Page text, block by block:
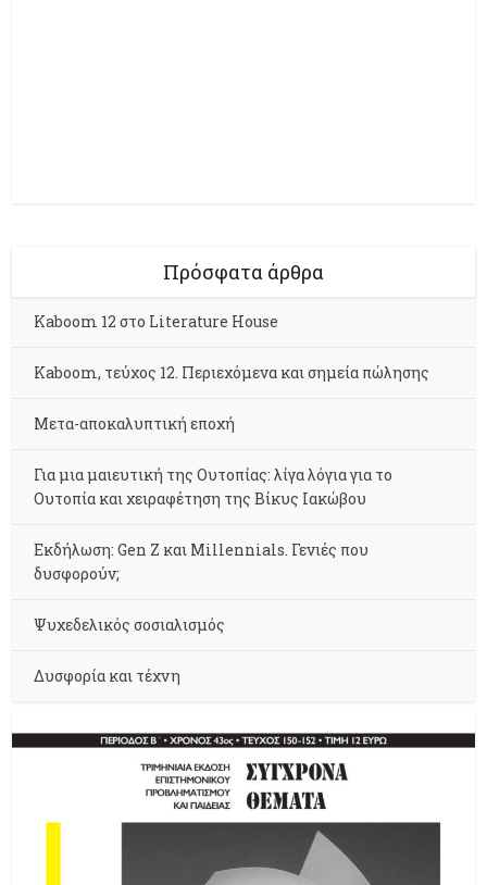
Πρόσφατα άρθρα
Kaboom 12 στο Literature House
Kaboom, τεύχος 12. Περιεχόμενα και σημεία πώλησης
Μετα-αποκαλυπτική εποχή
Για μια μαιευτική της Ουτοπίας: λίγα λόγια για το
Ουτοπία και χειραφέτηση της Βίκυς Ιακώβου
Εκδήλωση: Gen Z και Millennials. Γενιές που
δυσφορούν;
Ψυχεδελικός σοσιαλισμός
Δυσφορία και τέχνη